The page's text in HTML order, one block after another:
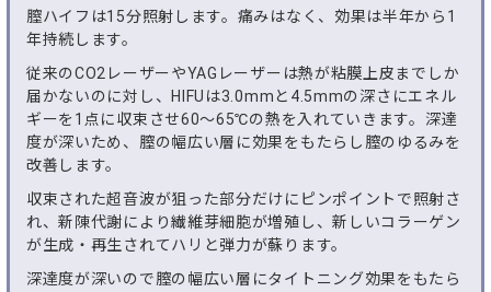
膣ハイフは15分照射します。痛みはなく、効果は半年から1
年持続します。
従来のCO2レーザーやYAGレーザーは熱が粘膜上皮までしか
届かないのに対し、HIFUは3.0mmと4.5mmの深さにエネル
ギーを1点に収束させ60〜65℃の熱を入れていきます。深達
度が深いため、膣の幅広い層に効果をもたらし膣のゆるみを
改善します。
収束された超音波が狙った部分だけにピンポイントで照射さ
れ、新陳代謝により繊維芽細胞が増殖し、新しいコラーゲン
が生成・再生されてハリと弾力が蘇ります。
深達度が深いので膣の幅広い層にタイトニング効果をもたら